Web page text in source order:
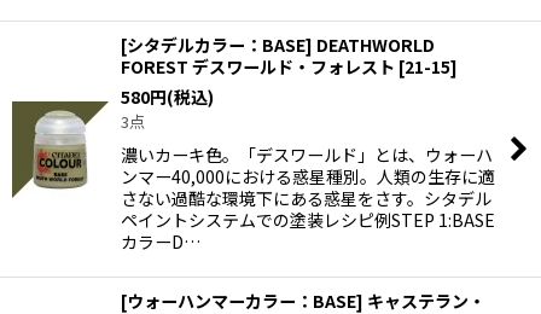
[シタデルカラー：BASE] DEATHWORLD
FOREST デスワールド・フォレスト [21-15]
580円(税込)
3点
濃いカーキ色。「デスワールド」とは、ウォーハ
ンマー40,000における惑星種別。人類の生存に適
さない過酷な環境下にある惑星をさす。シタデル
ペイントシステムでの塗装レシピ例STEP 1:BASE
カラーD…
[ウォーハンマーカラー：BASE] キャステラン・